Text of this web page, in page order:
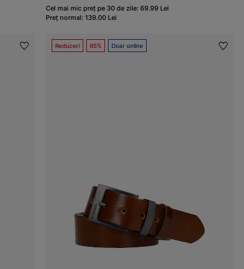
Cel mai mic preț pe 30 de zile: 69.99 Lei
Preț normal: 139.00 Lei
Reduceri 65% Doar online